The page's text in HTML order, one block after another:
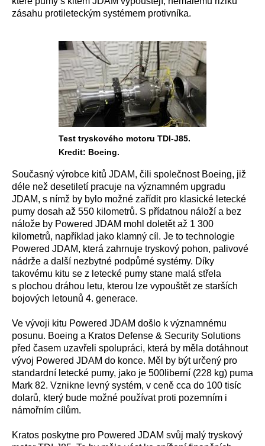
zásahu protileteckým systémem protivníka.
Test tryskového motoru TDI-J85.
Kredit: Boeing.
Současný výrobce kitů JDAM, čili společnost Boeing, již
déle než desetiletí pracuje na významném upgradu
JDAM, s nímž by bylo možné zařídit pro klasické letecké
pumy dosah až 550 kilometrů. S přídatnou náloží a bez
nálože by Powered JDAM mohl doletět až 1 300
kilometrů, například jako klamný cíl. Je to technologie
Powered JDAM, která zahrnuje tryskový pohon, palivové
nádrže a další nezbytné podpůrné systémy. Díky
takovému kitu se z letecké pumy stane malá střela
s plochou dráhou letu, kterou lze vypouštět ze starších
bojových letounů 4. generace.
Ve vývoji kitu Powered JDAM došlo k významnému
posunu. Boeing a Kratos Defense & Security Solutions
před časem uzavřeli spolupráci, která by měla dotáhnout
vývoj Powered JDAM do konce. Měl by být určený pro
standardní letecké pumy, jako je 500liberní (228 kg) puma
Mark 82. Vznikne levný systém, v ceně cca do 100 tisíc
dolarů, který bude možné používat proti pozemním i
námořním cílům.
Kratos poskytne pro Powered JDAM svůj malý tryskový